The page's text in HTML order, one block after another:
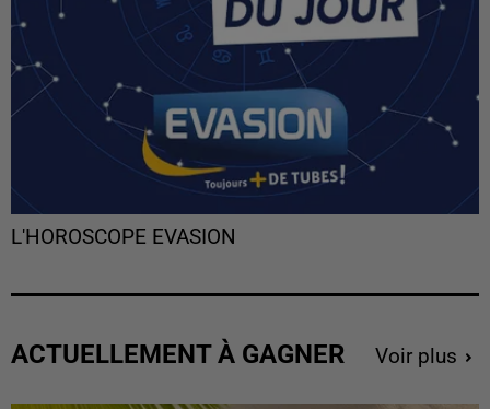
L'HOROSCOPE EVASION
ACTUELLEMENT À GAGNER Voir plus